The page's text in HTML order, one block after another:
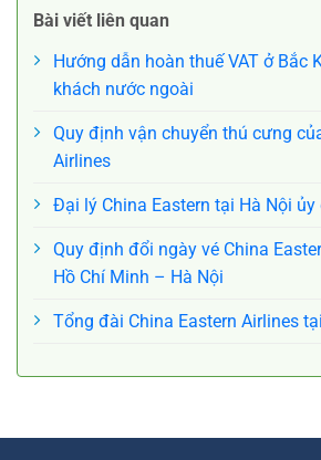
Airlines
Bài viết liên quan
Hướng dẫn hoàn thuế VAT ở Bắc
khách nước ngoài
Quy định vận chuyển thú cưng
Airlines
Đại lý China Eastern tại Hà Nội ủy
Quy định đổi ngày vé China
Hồ Chí Minh – Hà Nội
Tổng đài China Eastern Airlines